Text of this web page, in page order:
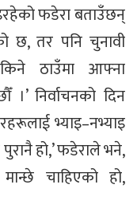
फडेरा बताउँछन्
छ, तर पनि चुनावी
ठाउँमा आफ्ना
निर्वाचनको दिन
भ्याइ–नभ्याइ
हो,’ फडेराले भने,
चाहिएको हो,